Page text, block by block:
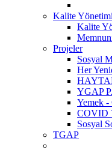
Kalite Yönetimi
Kalite
Projeler
Sosyal
Her
YGAP
Yemek -
COVID
Sosyal
TGAP